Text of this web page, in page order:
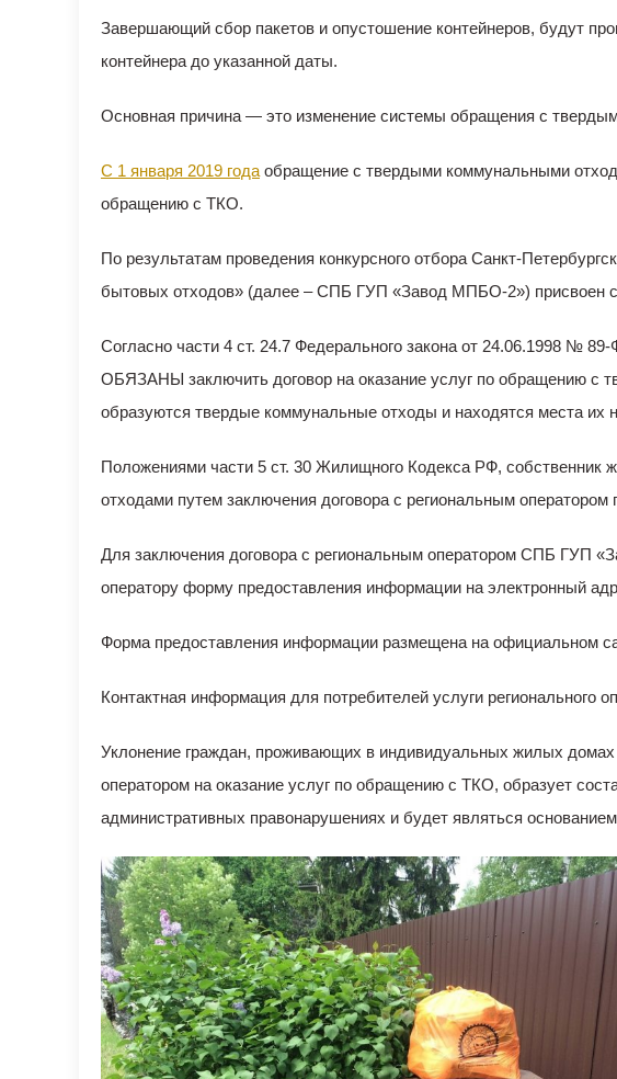
Завершающий сбор пакетов и опустошение контейнеров, будут
контейнера до указанной даты.
Основная причина — это изменение системы обращения с
С 1 января 2019 года обращение с твердыми коммунальными
обращению с ТКО.
По результатам проведения конкурсного отбора Санкт-
бытовых отходов» (далее – СПБ ГУП «Завод МПБО-2») присвоен
Согласно части 4 ст. 24.7 Федерального закона от 24.06.1998 №
ОБЯЗАНЫ заключить договор на оказание услуг по обращению с
образуются твердые коммунальные отходы и находятся места их
Положениями части 5 ст. 30 Жилищного Кодекса РФ,
отходами путем заключения договора с региональным
Для заключения договора с региональным оператором СПБ ГУП
оператору форму предоставления информации на электронный
Форма предоставления информации размещена на
Контактная информация для потребителей услуги регионального
Уклонение граждан, проживающих в индивидуальных жилых
оператором на оказание услуг по обращению с ТКО, образует
административных правонарушениях и будет являться